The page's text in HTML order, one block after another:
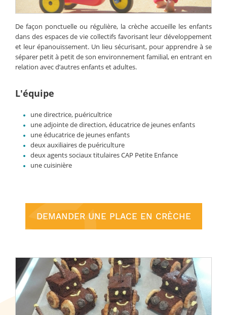
De façon ponctuelle ou régulière, la crèche accueille les enfants
dans des espaces de vie collectifs favorisant leur développement
et leur épanouissement. Un lieu sécurisant, pour apprendre à se
séparer petit à petit de son environnement familial, en entrant en
relation avec d’autres enfants et adultes.
L'équipe
une directrice, puéricultrice
une adjointe de direction, éducatrice de jeunes enfants
une éducatrice de jeunes enfants
deux auxiliaires de puériculture
deux agents sociaux titulaires CAP Petite Enfance
une cuisinière
DEMANDER UNE PLACE EN CRÈCHE